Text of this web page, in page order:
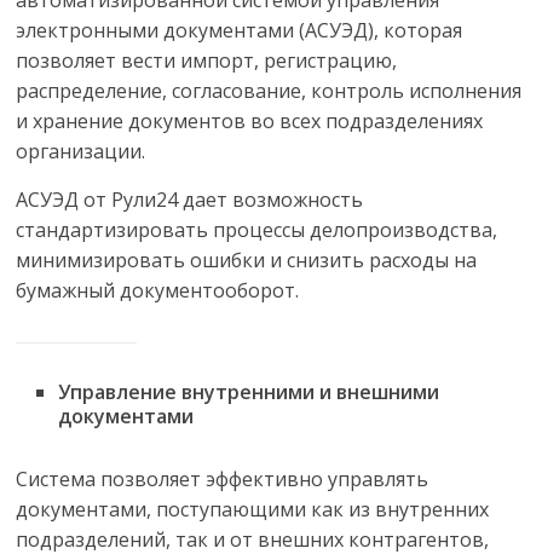
электронными документами (АСУЭД), которая
позволяет вести импорт, регистрацию,
распределение, согласование, контроль исполнения
и хранение документов во всех подразделениях
организации.
АСУЭД от Рули24 дает возможность
стандартизировать процессы делопроизводства,
минимизировать ошибки и снизить расходы на
бумажный документооборот.
Управление внутренними и внешними
документами
Система позволяет эффективно управлять
документами, поступающими как из внутренних
подразделений, так и от внешних контрагентов,